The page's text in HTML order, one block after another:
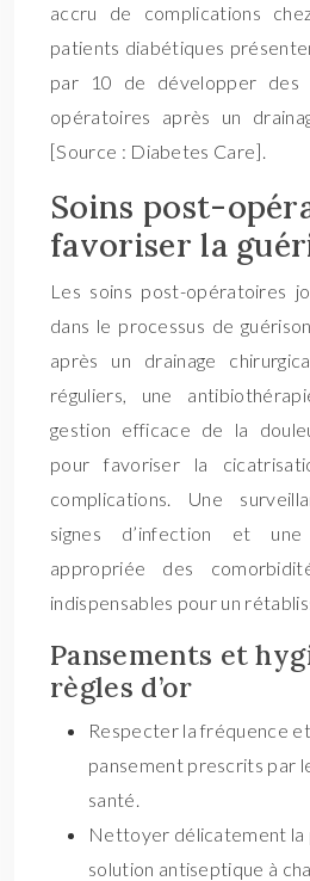
accru de complications
patients diabétiques
par 10 de développer des
opératoires après un
[Source : Diabetes Care].
Soins post-
favoriser la
Les soins post-opératoires
dans le processus de
après un drainage
réguliers, une
gestion efficace de la
pour favoriser la
complications. Une
signes d’infection et
appropriée des
indispensables pour un
Pansements et
règles d’or
Respecter la fréquence
pansement prescrits par
santé.
Nettoyer délicatement la
solution antiseptique à